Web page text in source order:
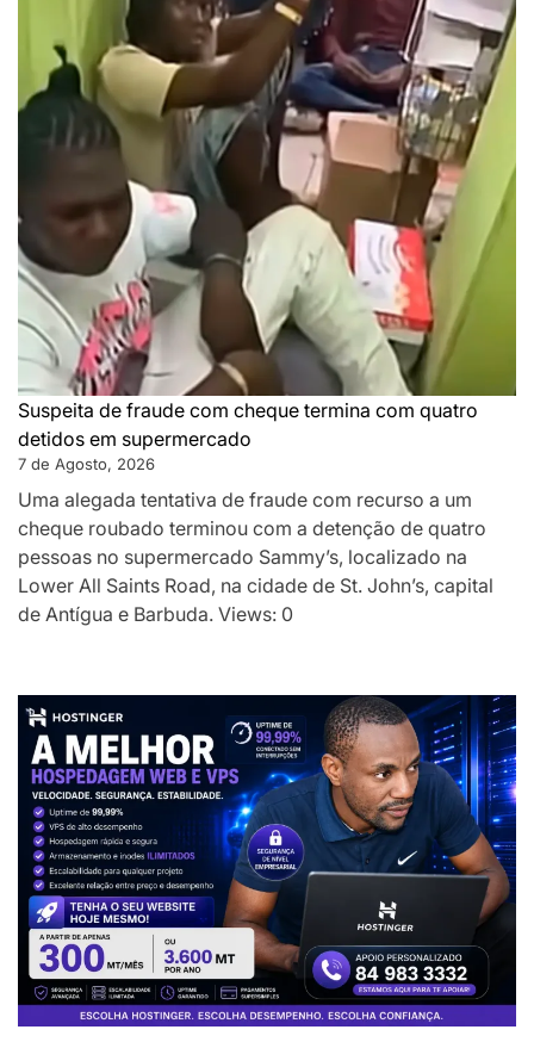
Suspeita de fraude com cheque termina com quatro
detidos em supermercado
7 de Agosto, 2026
Uma alegada tentativa de fraude com recurso a um
cheque roubado terminou com a detenção de quatro
pessoas no supermercado Sammy’s, localizado na
Lower All Saints Road, na cidade de St. John’s, capital
de Antígua e Barbuda. Views: 0